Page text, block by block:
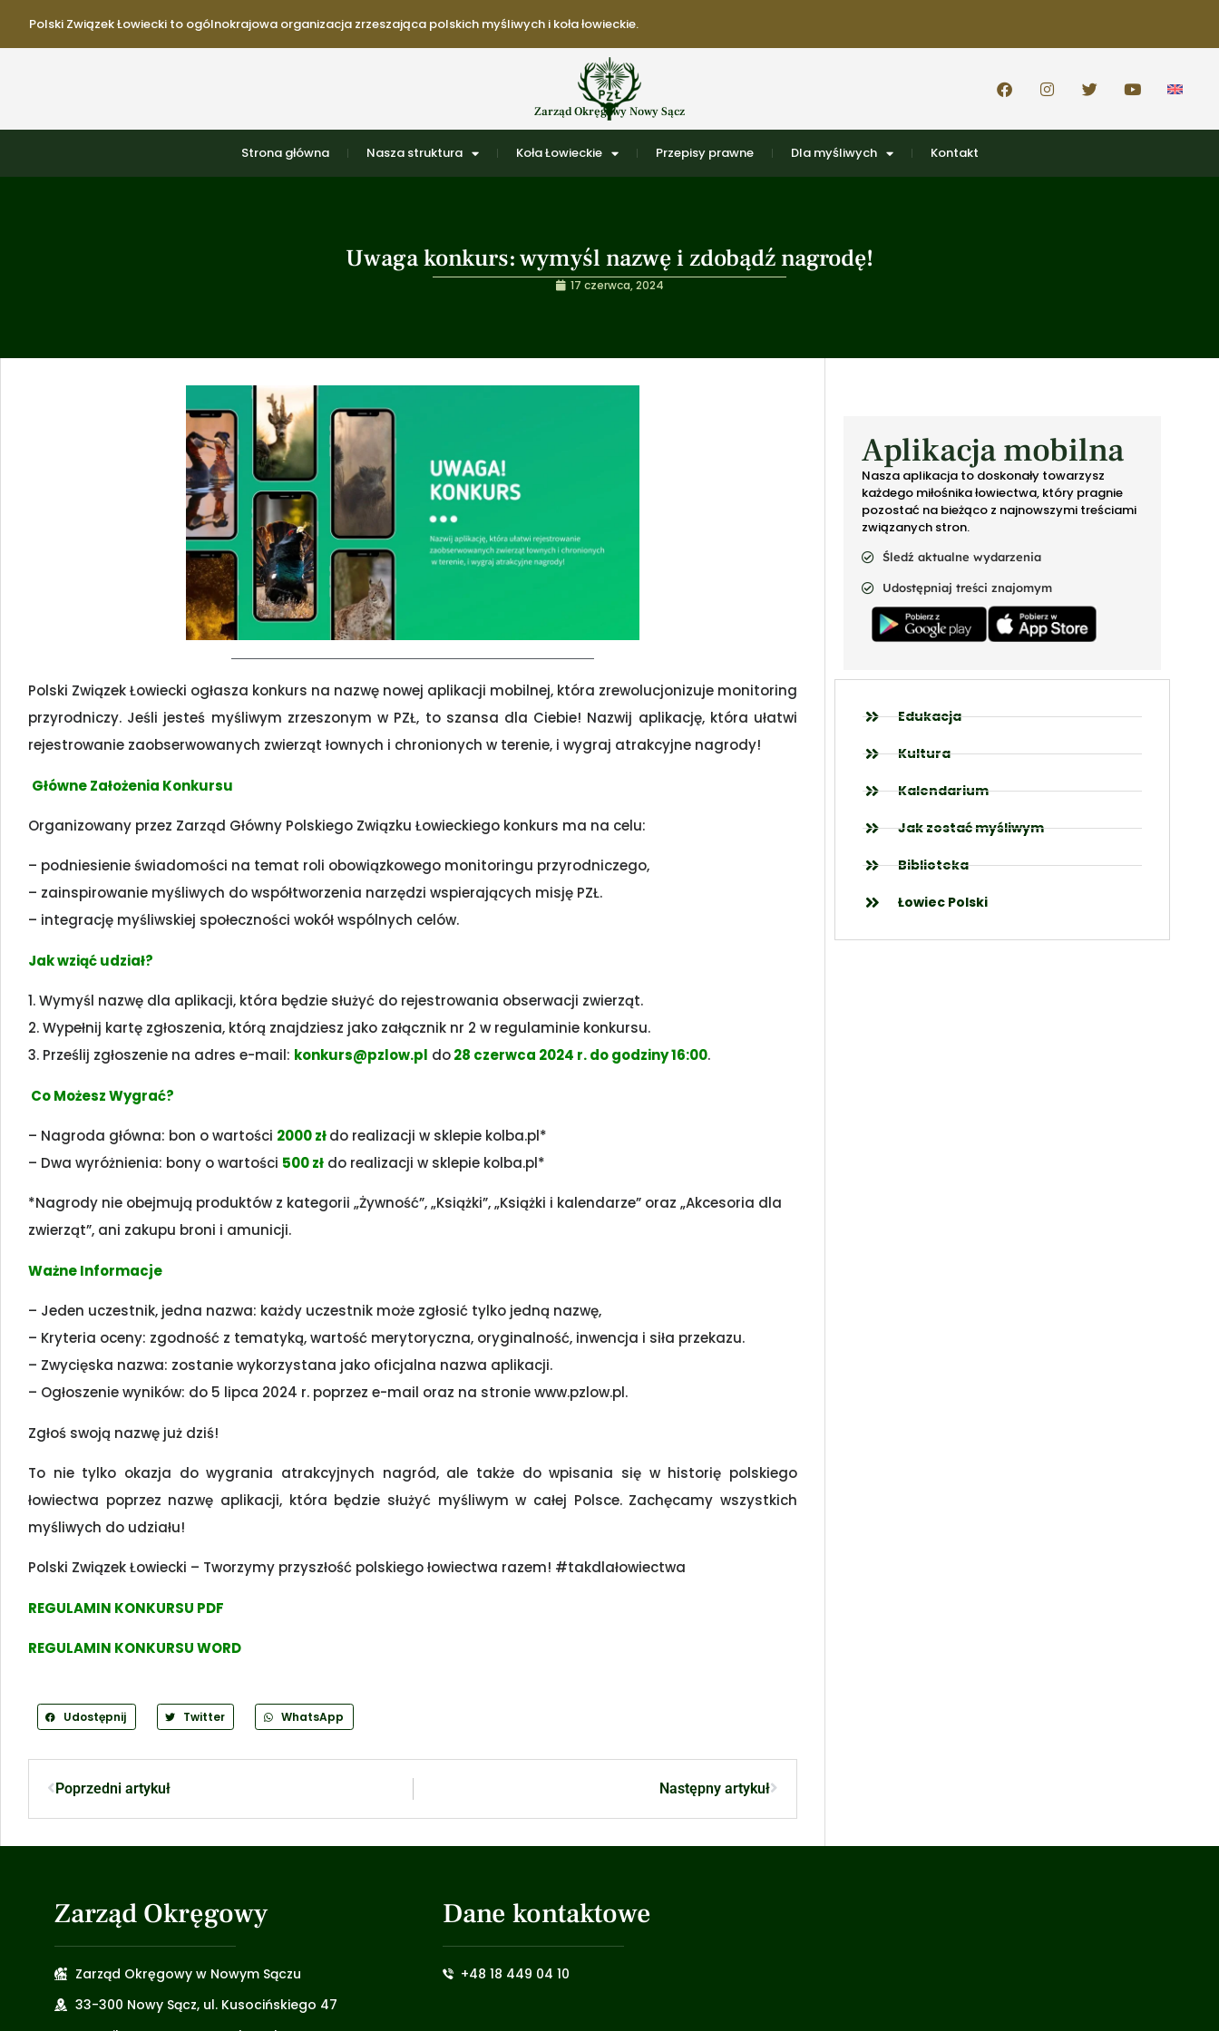
Polski Związek Łowiecki to ogólnokrajowa organizacja zrzeszająca polskich myśliwych i koła łowieckie.
Zarząd Okręgowy Nowy Sącz
Strona główna Nasza struktura Koła Łowieckie Przepisy prawne Dla myśliwych Kontakt
Uwaga konkurs: wymyśl nazwę i zdobądź nagrodę!
17 czerwca, 2024
Polski Związek Łowiecki ogłasza konkurs na nazwę nowej aplikacji mobilnej, która zrewolucjonizuje monitoring
przyrodniczy. Jeśli jesteś myśliwym zrzeszonym w PZŁ, to szansa dla Ciebie! Nazwij aplikację, która ułatwi
rejestrowanie zaobserwowanych zwierząt łownych i chronionych w terenie, i wygraj atrakcyjne nagrody!
Główne Założenia Konkursu
Organizowany przez Zarząd Główny Polskiego Związku Łowieckiego konkurs ma na celu:
– podniesienie świadomości na temat roli obowiązkowego monitoringu przyrodniczego,
– zainspirowanie myśliwych do współtworzenia narzędzi wspierających misję PZŁ.
– integrację myśliwskiej społeczności wokół wspólnych celów.
Jak wziąć udział?
1. Wymyśl nazwę dla aplikacji, która będzie służyć do rejestrowania obserwacji zwierząt.
2. Wypełnij kartę zgłoszenia, którą znajdziesz jako załącznik nr 2 w regulaminie konkursu.
3. Prześlij zgłoszenie na adres e-mail: konkurs@pzlow.pl do28 czerwca 2024 r. do godziny 16:00.
Co Możesz Wygrać?
– Nagroda główna: bon o wartości 2000 złdo realizacji w sklepie kolba.pl*
– Dwa wyróżnienia: bony o wartości 500 zł do realizacji w sklepie kolba.pl*
*Nagrody nie obejmują produktów z kategorii „Żywność”, „Książki”, „Książki i kalendarze” oraz „Akcesoria dla
zwierząt”, ani zakupu broni i amunicji.
Ważne Informacje
– Jeden uczestnik, jedna nazwa: każdy uczestnik może zgłosić tylko jedną nazwę,
– Kryteria oceny: zgodność z tematyką, wartość merytoryczna, oryginalność, inwencja i siła przekazu.
– Zwycięska nazwa: zostanie wykorzystana jako oficjalna nazwa aplikacji.
– Ogłoszenie wyników: do 5 lipca 2024 r. poprzez e-mail oraz na stronie www.pzlow.pl.
Zgłoś swoją nazwę już dziś!
To nie tylko okazja do wygrania atrakcyjnych nagród, ale także do wpisania się w historię polskiego
łowiectwa poprzez nazwę aplikacji, która będzie służyć myśliwym w całej Polsce. Zachęcamy wszystkich
myśliwych do udziału!
Polski Związek Łowiecki – Tworzymy przyszłość polskiego łowiectwa razem! #takdlałowiectwa
REGULAMIN KONKURSU PDF
REGULAMIN KONKURSU WORD
Udostępnij Twitter WhatsApp
Poprzedni artykuł Następny artykuł
Aplikacja mobilna
Nasza aplikacja to doskonały towarzysz
każdego miłośnika łowiectwa, który pragnie
pozostać na bieżąco z najnowszymi treściami
związanych stron.
Śledź aktualne wydarzenia
Udostępniaj treści znajomym
Edukacja
Kultura
Kalendarium
Jak zostać myśliwym
Biblioteka
Łowiec Polski
Zarząd Okręgowy
Zarząd Okręgowy w Nowym Sączu
33-300 Nowy Sącz, ul. Kusocińskiego 47
Dane kontaktowe
+48 18 449 04 10